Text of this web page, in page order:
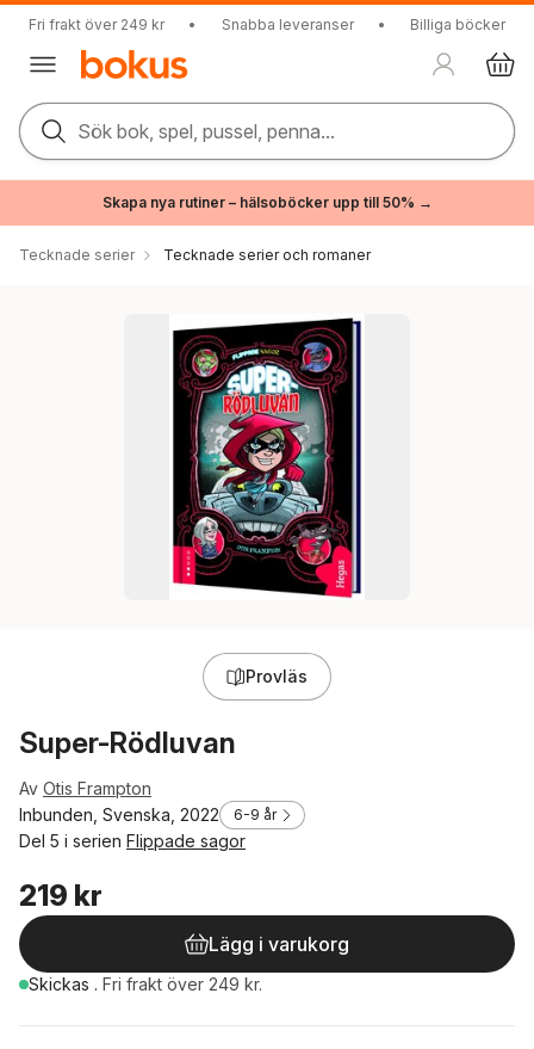
Fri frakt över 249 kr • Snabba leveranser • Billiga böcker
Sök bok, spel, pussel, penna...
Skapa nya rutiner – hälsoböcker upp till 50% →
Tecknade serier Tecknade serier och romaner
Provläs
Super-Rödluvan
Av Otis Frampton
Inbunden, Svenska, 2022
6-9 år
Del 5 i serien Flippade sagor
219 kr
Lägg i varukorg
Skickas . Fri frakt över 249 kr.